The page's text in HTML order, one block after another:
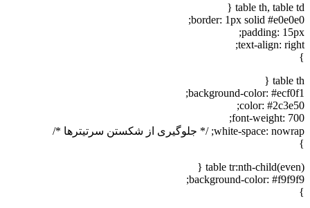
table th, table td {
border: 1px solid #e0e0e0;
padding: 15px;
text-align: right;
}
table th {
background-color: #ecf0f1;
color: #2c3e50;
font-weight: 700;
white-space: nowrap; /* جلوگیری از شکستن سرتیترها */
}
table tr:nth-child(even) {
background-color: #f9f9f9;
}